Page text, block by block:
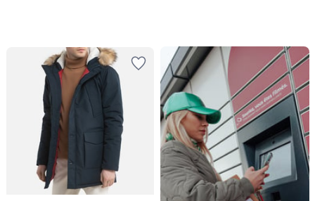
Nouveau
Livraison
en
Locker
Mondial
Relay